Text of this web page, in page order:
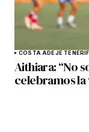
COSTA ADEJE
Aithiara: “No
celebramos la